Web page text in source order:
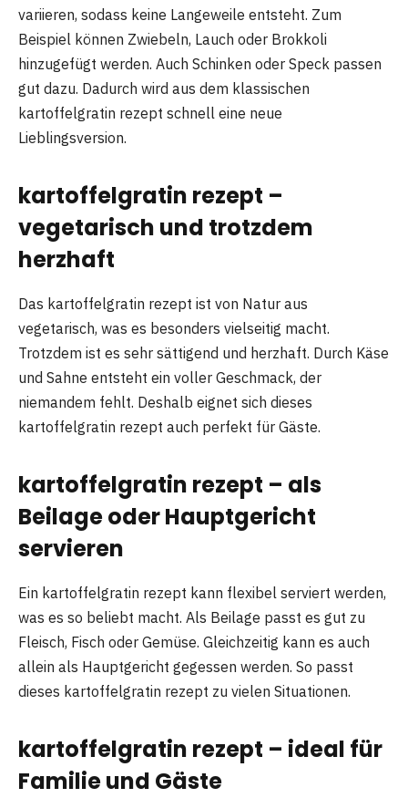
variieren, sodass keine Langeweile entsteht. Zum
Beispiel können Zwiebeln, Lauch oder Brokkoli
hinzugefügt werden. Auch Schinken oder Speck passen
gut dazu. Dadurch wird aus dem klassischen
kartoffelgratin rezept schnell eine neue
Lieblingsversion.
kartoffelgratin rezept –
vegetarisch und trotzdem
herzhaft
Das kartoffelgratin rezept ist von Natur aus
vegetarisch, was es besonders vielseitig macht.
Trotzdem ist es sehr sättigend und herzhaft. Durch Käse
und Sahne entsteht ein voller Geschmack, der
niemandem fehlt. Deshalb eignet sich dieses
kartoffelgratin rezept auch perfekt für Gäste.
kartoffelgratin rezept – als
Beilage oder Hauptgericht
servieren
Ein kartoffelgratin rezept kann flexibel serviert werden,
was es so beliebt macht. Als Beilage passt es gut zu
Fleisch, Fisch oder Gemüse. Gleichzeitig kann es auch
allein als Hauptgericht gegessen werden. So passt
dieses kartoffelgratin rezept zu vielen Situationen.
kartoffelgratin rezept – ideal für
Familie und Gäste